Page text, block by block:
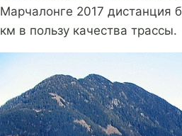
Марчалонге 2017 дистанция
км в пользу качества трассы.